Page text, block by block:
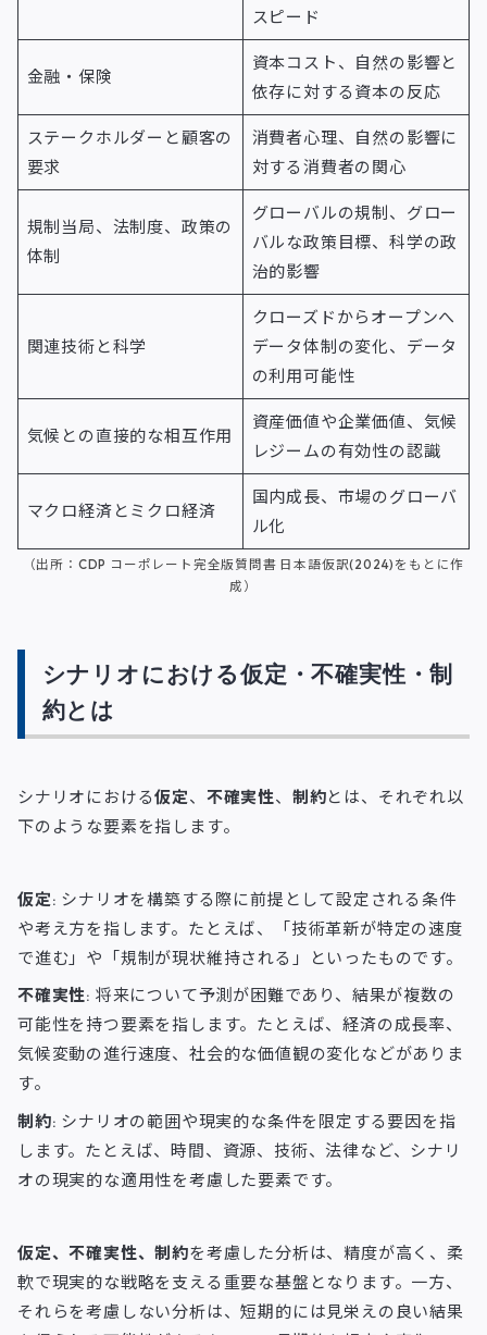
スピード
金融・保険
資本コスト、自然の影響と
依存に対する資本の反応
ステークホルダーと顧客の
要求
消費者心理、自然の影響に
対する消費者の関心
規制当局、法制度、政策の
体制
グローバルの規制、グロー
バルな政策目標、科学の政
治的影響
関連技術と科学
クローズドからオープンへ
データ体制の変化、データ
の利用可能性
気候との直接的な相互作用
資産価値や企業価値、気候
レジームの有効性の認識
マクロ経済とミクロ経済
国内成長、市場のグローバ
ル化
（出所：CDP コーポレート完全版質問書 日本語仮訳(2024)をもとに作
成）
シナリオにおける仮定・不確実性・制
約とは
シナリオにおける仮定、 不確実性、 制約とは、それぞれ以
下のような要素を指します。
仮定: シナリオを構築する際に前提として設定される条件
や考え方を指します。たとえば、「技術革新が特定の速度
で進む」や「規制が現状維持される」といったものです。
不確実性: 将来について予測が困難であり、結果が複数の
可能性を持つ要素を指します。たとえば、経済の成長率、
気候変動の進行速度、社会的な価値観の変化などがありま
す。
制約: シナリオの範囲や現実的な条件を限定する要因を指
します。たとえば、時間、資源、技術、法律など、シナリ
オの現実的な適用性を考慮した要素です。
仮定、不確実性、制約を考慮した分析は、精度が高く、柔
軟で現実的な戦略を支える重要な基盤となります。一方、
それらを考慮しない分析は、短期的には見栄えの良い結果